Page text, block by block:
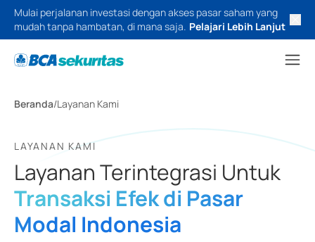
Mulai perjalanan investasi dengan akses pasar saham yang
mudah tanpa hambatan, di mana saja. Pelajari Lebih Lanjut
Beranda/Layanan Kami
LAYANAN KAMI
Layanan Terintegrasi Untuk
Transaksi Efek di Pasar
Modal Indonesia